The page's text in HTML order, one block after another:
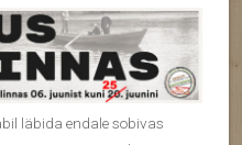
läbida endale sobivas